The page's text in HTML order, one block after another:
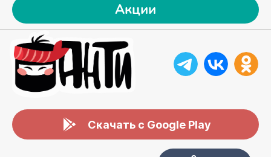
Акции
Скачать с Google Play